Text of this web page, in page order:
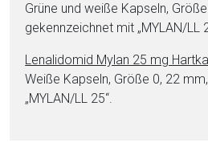
Grüne und wei­ße Kapseln,
gekennzeichnet mit „MYLAN/LL
Le­na­li­do­mid Mylan 25 mg
Weiße Kapseln, Größe 0, 22
„MYLAN/LL 25“.